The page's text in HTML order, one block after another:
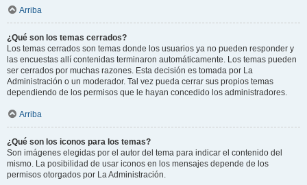
Arriba
¿Qué son los temas cerrados?
Los temas cerrados son temas donde los usuarios ya no pueden responder y
las encuestas allí contenidas terminaron automáticamente. Los temas pueden
ser cerrados por muchas razones. Esta decisión es tomada por La
Administración o un moderador. Tal vez pueda cerrar sus propios temas
dependiendo de los permisos que le hayan concedido los administradores.
Arriba
¿Qué son los iconos para los temas?
Son imágenes elegidas por el autor del tema para indicar el contenido del
mismo. La posibilidad de usar iconos en los mensajes depende de los
permisos otorgados por La Administración.